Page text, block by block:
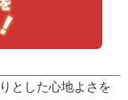
とした心地よさを